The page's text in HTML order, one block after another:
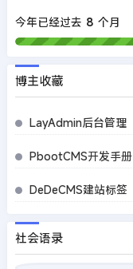
今年已经过去 8 个月
博主收藏
LayAdmin后台管理
PbootCMS开发手册
DeDeCMS建站标签
社会语录